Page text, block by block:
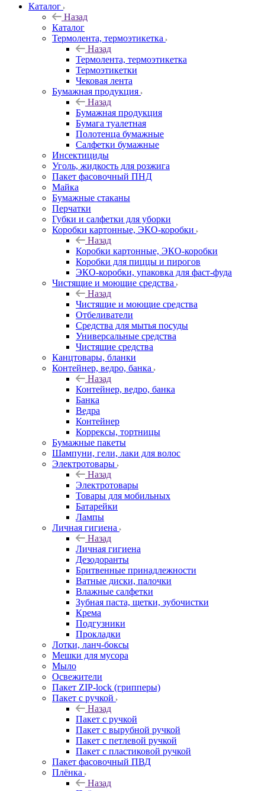
Каталог
Назад
Каталог
Термолента, термоэтикетка
Назад
Термолента, термоэтикетка
Термоэтикетки
Чековая лента
Бумажная продукция
Назад
Бумажная продукция
Бумага туалетная
Полотенца бумажные
Салфетки бумажные
Инсектициды
Уголь, жидкость для розжига
Пакет фасовочный ПНД
Майка
Бумажные стаканы
Перчатки
Губки и салфетки для уборки
Коробки картонные, ЭКО-коробки
Назад
Коробки картонные, ЭКО-коробки
Коробки для пиццы и пирогов
ЭКО-коробки, упаковка для фаст-фуда
Чистящие и моющие средства
Назад
Чистящие и моющие средства
Отбеливатели
Средства для мытья посуды
Универсальные средства
Чистящие средства
Канцтовары, бланки
Контейнер, ведро, банка
Назад
Контейнер, ведро, банка
Банка
Ведра
Контейнер
Коррексы, тортницы
Бумажные пакеты
Шампуни, гели, лаки для волос
Электротовары
Назад
Электротовары
Товары для мобильных
Батарейки
Лампы
Личная гигиена
Назад
Личная гигиена
Дезодоранты
Бритвенные принадлежности
Ватные диски, палочки
Влажные салфетки
Зубная паста, щетки, зубочистки
Крема
Подгузники
Прокладки
Лотки, ланч-боксы
Мешки для мусора
Мыло
Освежители
Пакет ZIP-lock (грипперы)
Пакет с ручкой
Назад
Пакет с ручкой
Пакет с вырубной ручкой
Пакет с петлевой ручкой
Пакет с пластиковой ручкой
Пакет фасовочный ПВД
Плёнка
Назад